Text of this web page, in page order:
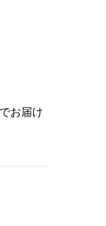
お届け